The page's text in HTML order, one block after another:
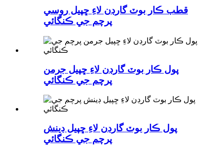
قطب ڪار بوٽ گارڊن لاءِ ڇپيل روسي
پرچم جي ڪنگائي
پول ڪار بوٽ گارڊن لاءِ ڇپيل جرمن
پرچم جي ڪنگائي
پول ڪار بوٽ گارڊن لاءِ ڇپيل ڊينش
پرچم جي ڪنگائي